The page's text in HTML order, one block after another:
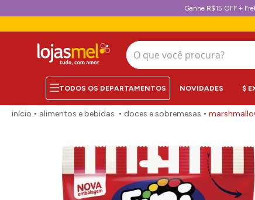
Ganhe R$15 OFF +
O que você procura?
NOVIDADES $
alimentos e bebidas doces e sobremesas